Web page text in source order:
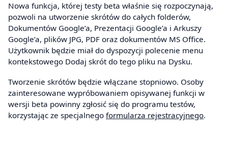
Nowa funkcja, której testy beta właśnie się rozpoczynają,
pozwoli na utworzenie skrótów do całych folderów,
Dokumentów Google’a, Prezentacji Google’a i Arkuszy
Google’a, plików JPG, PDF oraz dokumentów MS Office.
Użytkownik będzie miał do dyspozycji polecenie menu
kontekstowego Dodaj skrót do tego pliku na Dysku.
Tworzenie skrótów będzie włączane stopniowo. Osoby
zainteresowane wypróbowaniem opisywanej funkcji w
wersji beta powinny zgłosić się do programu testów,
korzystając ze specjalnego formularza rejestracyjnego.